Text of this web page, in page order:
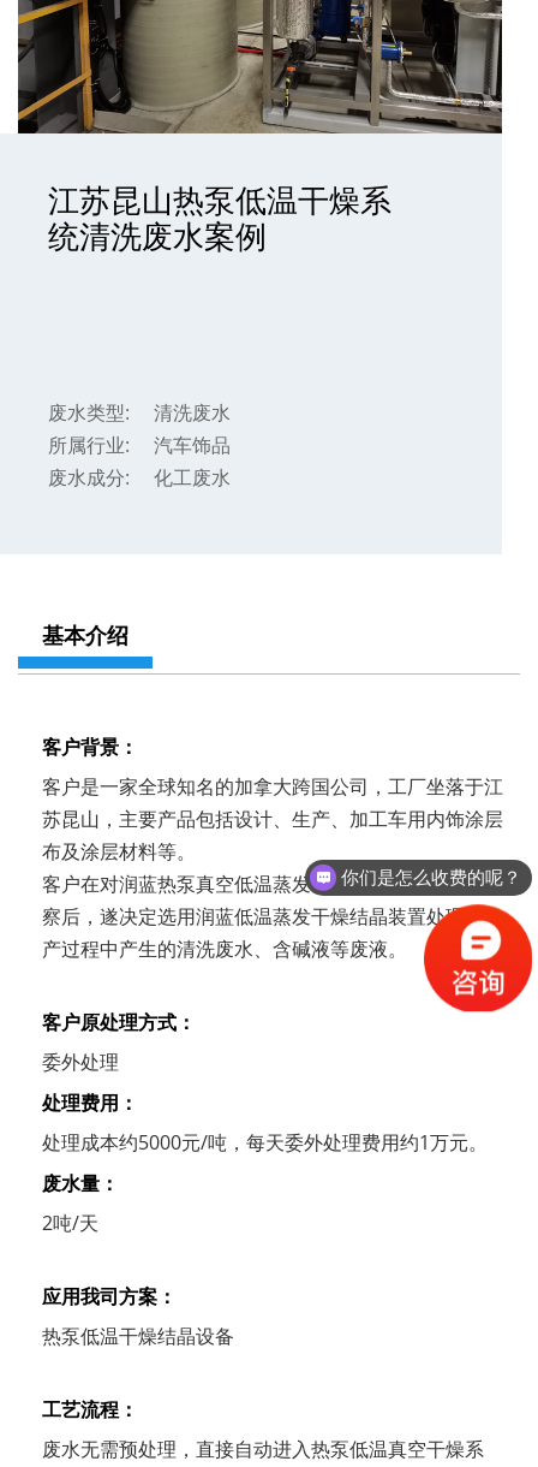
江苏昆山热泵低温干燥系
统清洗废水案例
废水类型:
清洗废水
所属行业:
汽车饰品
废水成分:
化工废水
基本介绍
客户背景：
客户是一家全球知名的加拿大跨国公司，工厂坐落于江
苏昆山，主要产品包括设计、生产、加工车用内饰涂层
布及涂层材料等。
客户在对润蓝热泵真空低温蒸发装置全面了解并实地考
察后，遂决定选用润蓝低温蒸发干燥结晶装置处理其生
产过程中产生的清洗废水、含碱液等废液。
客户原处理方式：
委外处理
处理费用：
处理成本约5000元/吨，每天委外处理费用约1万元。
废水量：
2吨/天
应用我司方案：
热泵低温干燥结晶设备
工艺流程：
废水无需预处理，直接自动进入热泵低温真空干燥系
你们是怎么收费的呢？